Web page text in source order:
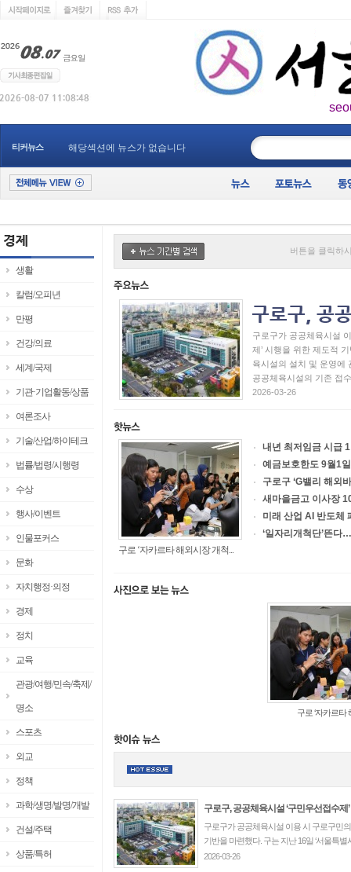
티커뉴스 해당섹션에 뉴스가 없습니다
생활
칼럼/오피년
만평
건강/의료
세계/국제
기관·기업활동/상품
여론조사
기술/산업/하이테크
법률/법령/시행령
수상
행사/이벤트
인물포커스
문화
자치행정·의정
경제
정치
교육
관광/여행/민속/축제/
명소
스포츠
외교
정책
과학/생명/발명/개발
건설/주택
상품/특허
버튼을 클릭하
구로구가 공공체육시설
제’ 시행을 위한 제도적
육시설의 설치 및 운영에
공공체육시설의 기존 접
2026-03-26
구로 ‘자카르타 해외시장 개척...
내년 최저임금 시급
예금보호한도 9월1
구로구 ‘G밸리 해외
새마을금고 이사장
미래 산업 AI 반도체
‘일자리개척단’뜬다
구로 ‘자카르타
구로구, 공공체육시설 ‘구민우선접수제’
구로구가 공공체육시설 이용 시 구로구민
기반을 마련했다. 구는 지난 16일 ‘서울특
2026-03-26